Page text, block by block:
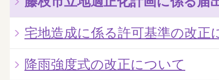
宅地造成に係る許可基準の改正
降雨強度式の改正について